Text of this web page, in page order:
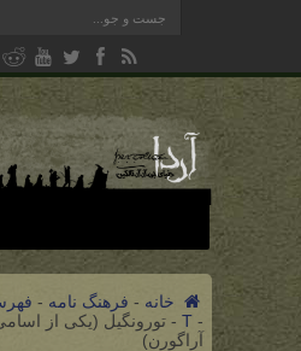
خانه - فرهنگ نامه -
-
T
- تورونگیل (یکی از
آراگورن)